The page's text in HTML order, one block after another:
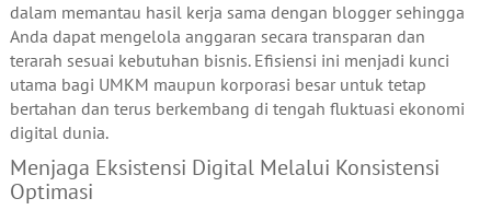
dalam memantau hasil kerja sama dengan blogger sehingga
Anda dapat mengelola anggaran secara transparan dan
terarah sesuai kebutuhan bisnis. Efisiensi ini menjadi kunci
utama bagi UMKM maupun korporasi besar untuk tetap
bertahan dan terus berkembang di tengah fluktuasi ekonomi
digital dunia.
Menjaga Eksistensi Digital Melalui Konsistensi
Optimasi